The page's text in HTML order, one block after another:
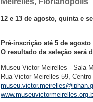
12 e 13 de agosto, quinta e
Pré-inscrição até 5 de agosto
O resultado da seleção será
Museu Victor Meirelles - Sala
Rua Victor Meirelles 59,